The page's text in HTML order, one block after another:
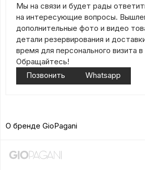
Мы на связи и будет рады
на интересующие вопросы.
дополнительные фото и видео
детали резервирования и
время для персонального визита в
Обращайтесь!
Позвонить
Whatsapp
О бренде GioPagani